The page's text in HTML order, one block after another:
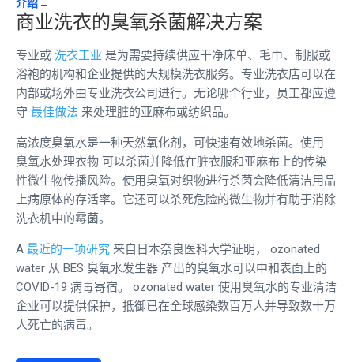
介绍
商业洗衣的臭氧杀菌解决方案
专业或 洗衣工业 是为需要持续供应干净床单、毛巾、制服或
浴袍的机构和企业提供的大规模洗衣服务。专业洗衣店可以在
内部或场外由专业洗衣公司进行。无论哪个行业，员工都应遵
守 最佳做法 来处理脏的亚麻布或纺织品。
高浓度臭氧水是一种天然氧化剂，可快速有效地杀菌。使用
臭氧水处理衣物 可以杀菌并降低在脏衣服和亚麻布上的传染
性微生物传播风险。使用臭氧对织物进行杀菌会降低清洁用品
上病原体的存活率。它还可以杀死危险的微生物并有助于消除
洗衣机中的霉菌。
A 最近的一项研究 来自日本奈良医科大学证明， ozonated
water 从 BES 臭氧水发生器 产出的臭氧水可以中和表面上的
COVID-19 病毒寄宿。 ozonated water 使用臭氧水的专业清洁
企业可以提供保护，抵御已在全球感染数百万人并导致数十万
人死亡的病毒。